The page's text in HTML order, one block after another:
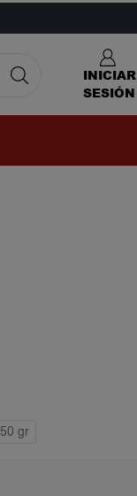
INICIAR
SESIÓN
gr